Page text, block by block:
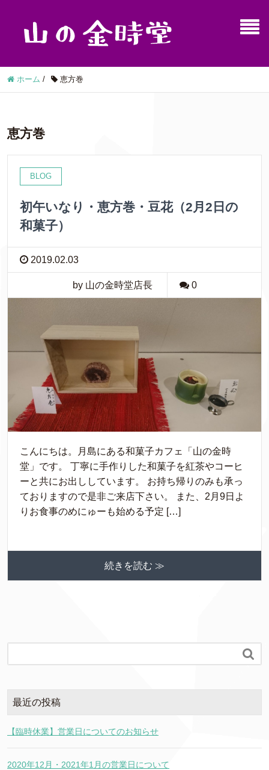
ホーム / 恵方巻
恵方巻
BLOG
初午いなり・恵方巻・豆花（2月2日の
和菓子）
2019.02.03
by 山の金時堂店長 0
こんにちは。月島にある和菓子カフェ「山の金時
堂」です。 丁寧に手作りした和菓子を紅茶やコーヒ
ーと共にお出ししています。 お持ち帰りのみも承っ
ておりますので是非ご来店下さい。 また、2月9日よ
りお食事のめにゅーも始める予定 […]
続きを読む ≫

最近の投稿
【臨時休業】営業日についてのお知らせ
2020年12月・2021年1月の営業日について